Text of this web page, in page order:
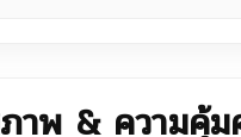
าพ & ความคุ้ม